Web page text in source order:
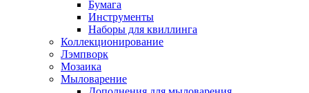
Бумага
Инструменты
Наборы для квиллинга
Коллекционирование
Лэмпворк
Мозаика
Мыловарение